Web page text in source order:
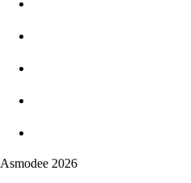
Asmodee 2026